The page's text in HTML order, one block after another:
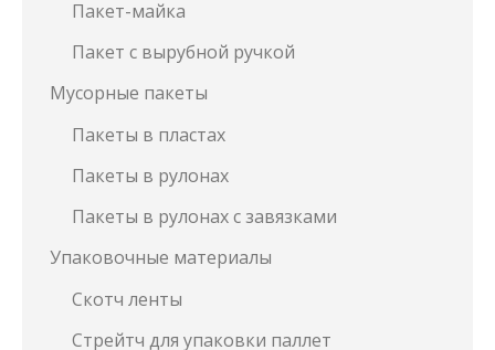
Пакет-майка
Пакет с вырубной ручкой
Мусорные пакеты
Пакеты в пластах
Пакеты в рулонах
Пакеты в рулонах с завязками
Упаковочные материалы
Скотч ленты
Стрейтч для упаковки паллет